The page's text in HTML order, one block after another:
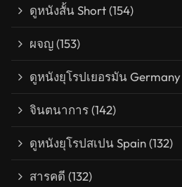
ดูหนังสั้น Short(154)
ผจญ(153)
ดูหนังยุโรปเยอรมัน Germany
จินตนาการ(142)
ดูหนังยุโรปสเปน Spain(132)
สารคดี (132)